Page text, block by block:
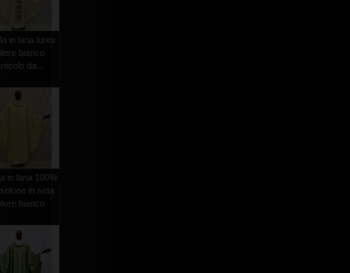
in lana lurex
bianco
da...
in lana 100%
in seta
bianco